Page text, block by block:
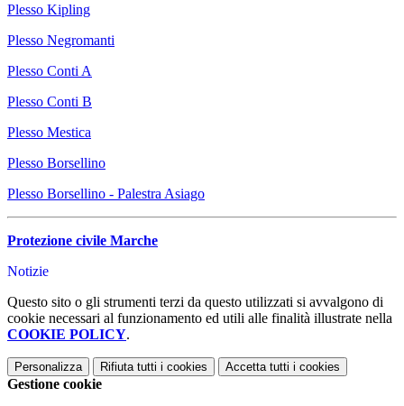
Plesso Kipling
Plesso Negromanti
Plesso Conti A
Plesso Conti B
Plesso Mestica
Plesso Borsellino
Plesso Borsellino - Palestra Asiago
Protezione civile Marche
Notizie
Questo sito o gli strumenti terzi da questo utilizzati si avvalgono di
cookie necessari al funzionamento ed utili alle finalità illustrate nella
COOKIE POLICY.
Personalizza Rifiuta tutti i cookies Accetta tutti i cookies
Gestione cookie